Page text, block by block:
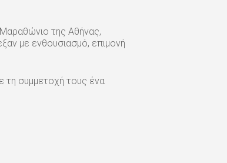
της Αθήνας,
με ενθουσιασμό, επιμονή
τη συμμετοχή τους ένα